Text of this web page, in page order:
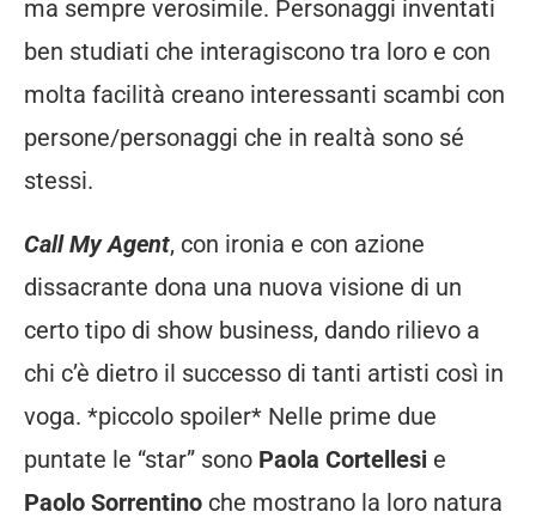
ma sempre verosimile. Personaggi inventati
ben studiati che interagiscono tra loro e con
molta facilità creano interessanti scambi con
persone/personaggi che in realtà sono sé
stessi.
Call My Agent, con ironia e con azione
dissacrante dona una nuova visione di un
certo tipo di show business, dando rilievo a
chi c’è dietro il successo di tanti artisti così in
voga. *piccolo spoiler* Nelle prime due
puntate le “star” sono Paola Cortellesi e
Paolo Sorrentino che mostrano la loro natura